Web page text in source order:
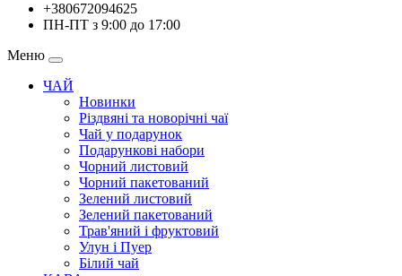
+380672094625
ПН-ПТ з 9:00 до 17:00
Меню
ЧАЙ
Новинки
Різдвяні та новорічні чаї
Чай у подарунок
Подарункові набори
Чорний листовий
Чорний пакетований
Зелений листовий
Зелений пакетований
Трав'яний і фруктовий
Улун і Пуер
Білий чай